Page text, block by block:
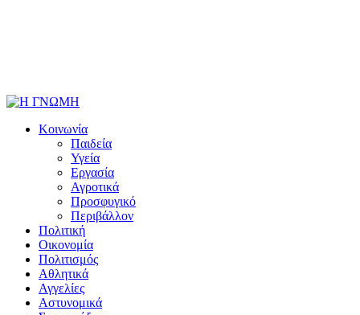
Κοινωνία
Παιδεία
Υγεία
Εργασία
Αγροτικά
Προσφυγικό
Περιβάλλον
Πολιτική
Οικονομία
Πολιτισμός
Αθλητικά
Αγγελίες
Αστυνομικά